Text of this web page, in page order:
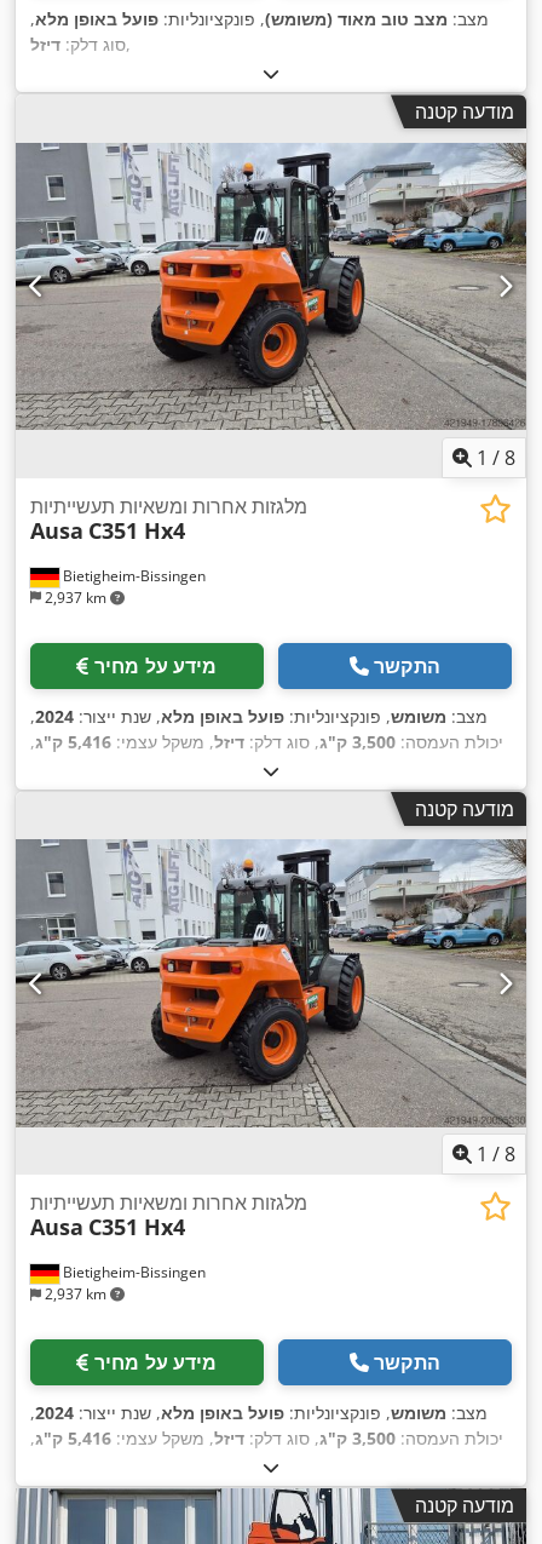
מצב: מצב טוב מאוד (משומש), פונקציונליות: פועל באופן מלא,
סוג דלק: דיזל ,
מודעה קטנה
1 /8
Bietigheim-Bissingen
2,937 km
מלגזות אחרות ומשאיות תעשייתיות
Ausa C351 Hx4
מידע על מחיר התקשר
מצב: משומש, פונקציונליות: פועל באופן מלא, שנת ייצור: 2024
,
יכולת העמסה: 3,500 ק"ג , סוג דלק: דיזל, משקל עצמי: 5,416 ק"ג
,
, סוג הנעה:Diesel
מודעה קטנה
1 /8
Bietigheim-Bissingen
2,937 km
מלגזות אחרות ומשאיות תעשייתיות
Ausa C351 Hx4
מידע על מחיר התקשר
מצב: משומש, פונקציונליות: פועל באופן מלא, שנת ייצור: 2024
,
יכולת העמסה: 3,500 ק"ג , סוג דלק: דיזל, משקל עצמי: 5,416 ק"ג
,
, סוג הנעה:Diesel
מודעה קטנה